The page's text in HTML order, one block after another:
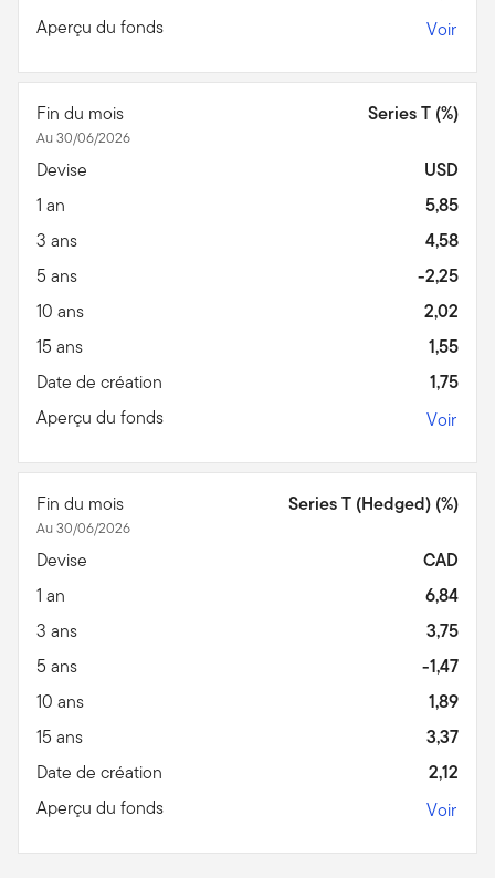
Aperçu du fonds
Voir
Fin du mois
Au 30/06/2026
Series T (%)
Devise
USD
1 an
5,85
3 ans
4,58
5 ans
-2,25
10 ans
2,02
15 ans
1,55
Date de création
1,75
Aperçu du fonds
Voir
Fin du mois
Au 30/06/2026
Series T (Hedged) (%)
Devise
CAD
1 an
6,84
3 ans
3,75
5 ans
-1,47
10 ans
1,89
15 ans
3,37
Date de création
2,12
Aperçu du fonds
Voir